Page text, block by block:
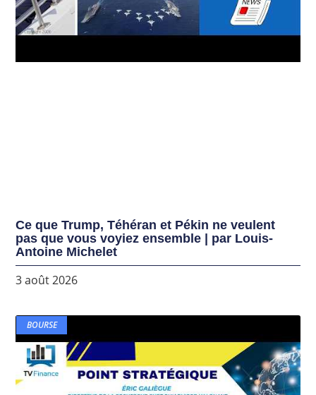
Ce que Trump, Téhéran et Pékin ne veulent
pas que vous voyiez ensemble | par Louis-
Antoine Michelet
3 août 2026
BOURSE